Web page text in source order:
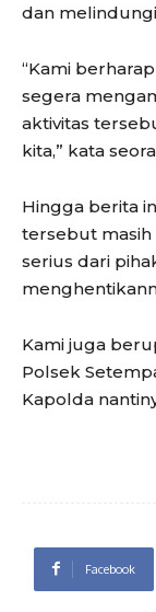
dan
“Kami
segera
aktivitas
kita,” kata
Hingga berita
tersebut
serius dari
Kami juga
Polsek
Kapolda
Facebook